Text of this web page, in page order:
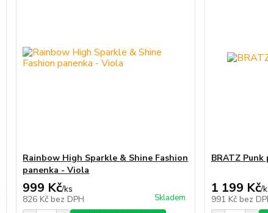
Rainbow High Sparkle & Shine Fashion
panenka - Viola
999 Kč/ks
826 Kč bez DPH Skladem
BRATZ
1 199 Kč/
991 Kč bez